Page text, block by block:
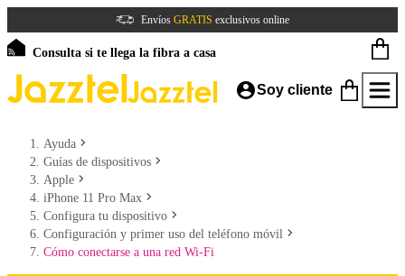
Envíos GRATIS exclusivos online
Consulta si te llega la fibra a casa
Soy cliente
Ayuda
Guías de dispositivos
Apple
iPhone 11 Pro Max
Configura tu dispositivo
Configuración y primer uso del teléfono móvil
Cómo conectarse a una red Wi-Fi